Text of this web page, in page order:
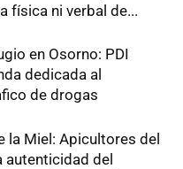
física ni verbal de...
en Osorno: PDI
dedicada al
de drogas
la Miel: Apicultores del
autenticidad del